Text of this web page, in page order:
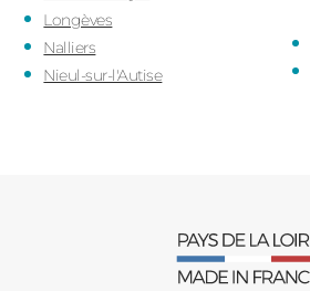
Longèves
Nalliers
Nieul-sur-l'Autise